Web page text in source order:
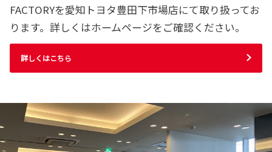
FACTORYを愛知トヨタ豊田下市場店にて取り扱ってお
ります。詳しくはホームページをご確認ください。
詳しくはこちら